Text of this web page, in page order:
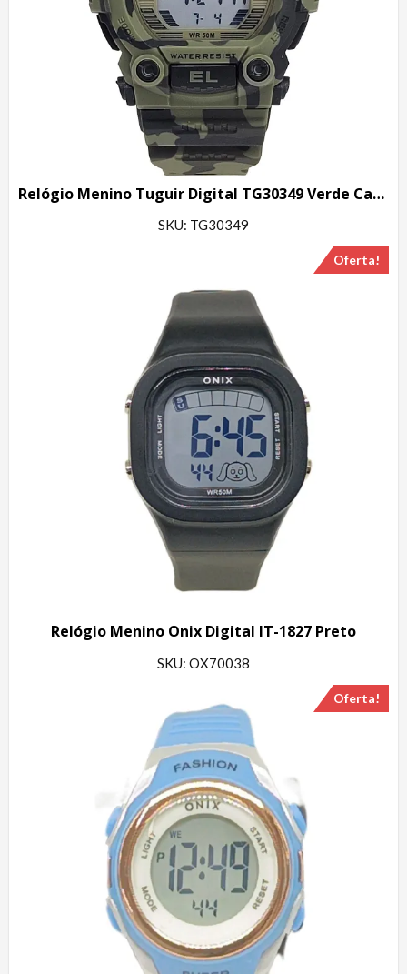
Relógio Menino Tuguir Digital TG30349 Verde Camuflado
SKU: TG30349
Oferta!
Relógio Menino Onix Digital IT-1827 Preto
SKU: OX70038
Oferta!